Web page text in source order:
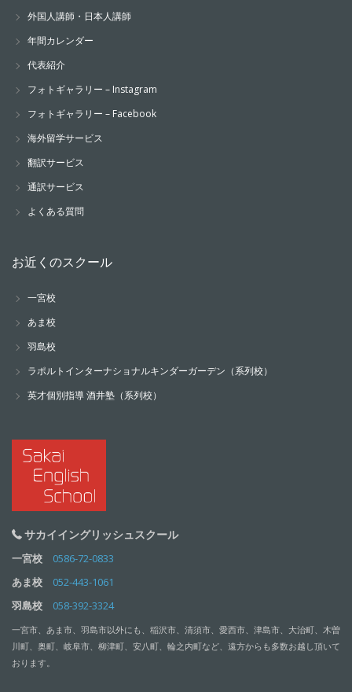
外国人講師・日本人講師
年間カレンダー
代表紹介
フォトギャラリー – Instagram
フォトギャラリー – Facebook
海外留学サービス
翻訳サービス
通訳サービス
よくある質問
お近くのスクール
一宮校
あま校
羽島校
ラポルトインターナショナルキンダーガーデン（系列校）
英才個別指導 酒井塾（系列校）
サカイイングリッシュスクール
一宮校
0586-72-0833
あま校
052-443-1061
羽島校
058-392-3324
一宮市、あま市、羽島市以外にも、稲沢市、清須市、愛西市、津島市、大治町、木曽
川町、奥町、岐阜市、柳津町、安八町、輪之内町など、遠方からも多数お越し頂いて
おります。